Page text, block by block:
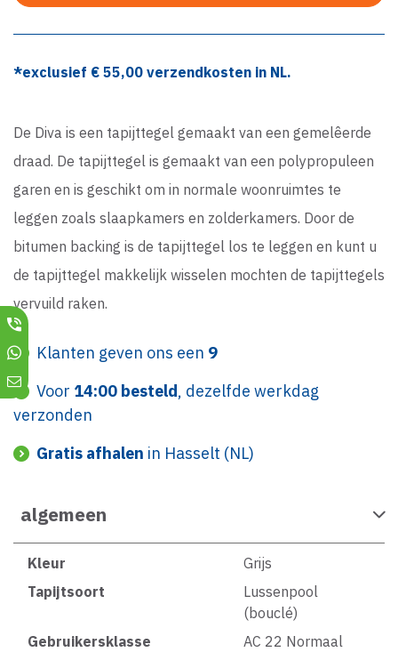
*exclusief € 55,00 verzendkosten in NL.
De Diva is een tapijttegel gemaakt van een gemelêerde
draad. De tapijttegel is gemaakt van een polypropuleen
garen en is geschikt om in normale woonruimtes te
leggen zoals slaapkamers en zolderkamers. Door de
bitumen backing is de tapijttegel los te leggen en kunt u
de tapijttegel makkelijk wisselen mochten de tapijttegels
vervuild raken.
Klanten geven ons een 9
Voor 14:00 besteld, dezelfde werkdag
verzonden
Gratis afhalen in Hasselt (NL)
algemeen
Kleur
Grijs
Tapijtsoort
Lussenpool
(bouclé)
Gebruikersklasse
AC 22 Normaal